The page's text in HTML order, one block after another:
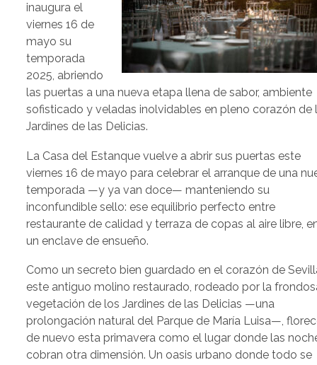
inaugura el
viernes 16 de
mayo su
temporada
2025, abriendo
las puertas a una nueva etapa llena de sabor, ambiente
sofisticado y veladas inolvidables en pleno corazón de
Jardines de las Delicias.
La Casa del Estanque vuelve a abrir sus puertas este
viernes 16 de mayo para celebrar el arranque de una
temporada —y ya van doce— manteniendo su
inconfundible sello: ese equilibrio perfecto entre
restaurante de calidad y terraza de copas al aire libre,
un enclave de ensueño.
Como un secreto bien guardado en el corazón de
este antiguo molino restaurado, rodeado por la
vegetación de los Jardines de las Delicias —una
prolongación natural del Parque de María Luisa—,
de nuevo esta primavera como el lugar donde las
cobran otra dimensión. Un oasis urbano donde todo se